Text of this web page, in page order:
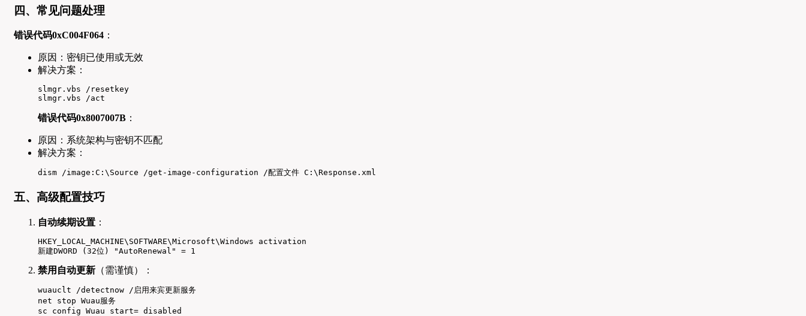
四、常见问题处理
错误代码0xC004F064 ：
原因：密钥已使用或无效
解决方案：
slmgr.vbs /resetkey
slmgr.vbs /act
错误代码0x8007007B ：
原因：系统架构与密钥不匹配
解决方案：
dism /image:C:\Source /get-image-configuration /配置文件 C:\Response.xml
五、高级配置技巧
自动续期设置 ：
HKEY_LOCAL_MACHINE\SOFTWARE\Microsoft\Windows activation
新建DWORD (32位) "AutoRenewal" = 1
禁用自动更新 （需谨慎）：
wuauclt /detectnow /启用来宾更新服务
net stop Wuau服务
sc config Wuau start= disabled